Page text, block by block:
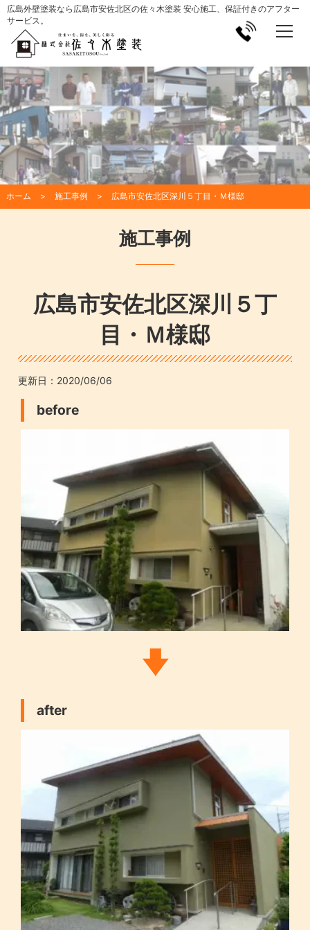
広島外壁塗装なら広島市安佐北区の佐々木塗装 安心施工、保証付きのアフター
サービス。
ホーム 施工事例 広島市安佐北区深川５丁目・Ｍ様邸
施工事例
広島市安佐北区深川５丁
目・Ｍ様邸
更新日： 2020/06/06
before
after